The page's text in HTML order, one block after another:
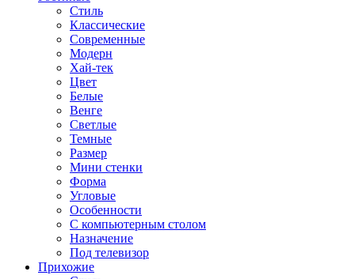
Стиль
Классические
Современные
Модерн
Хай-тек
Цвет
Белые
Венге
Светлые
Темные
Размер
Мини стенки
Форма
Угловые
Особенности
С компьютерным столом
Назначение
Под телевизор
Прихожие